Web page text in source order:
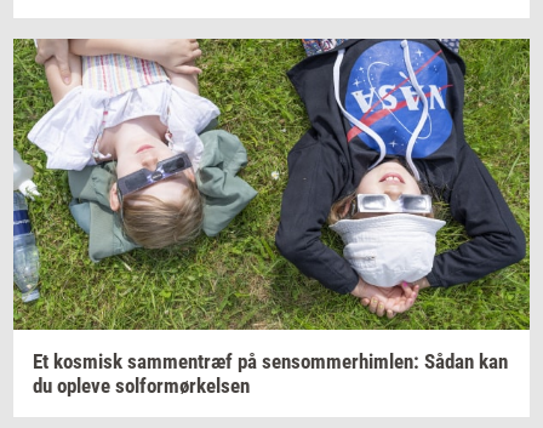
Et kos­misk sam­men­træf på sen­som­mer­him­len: Sådan kan
du op­le­ve sol­for­mør­kel­sen